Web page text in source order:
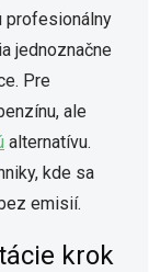
profesionálny
jednoznačne
Pre
ale
alternatívu.
kde sa
emisií.
krok